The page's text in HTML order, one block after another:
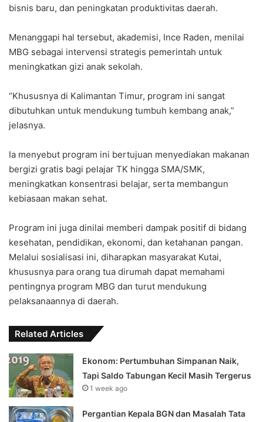
bisnis baru, dan peningkatan produktivitas daerah.
‎Menanggapi hal tersebut, akademisi, Ince Raden, menilai
MBG sebagai intervensi strategis pemerintah untuk
meningkatkan gizi anak sekolah.
‎“Khususnya di Kalimantan Timur, program ini sangat
dibutuhkan untuk mendukung tumbuh kembang anak,”
jelasnya.
‎Ia menyebut program ini bertujuan menyediakan makanan
bergizi gratis bagi pelajar TK hingga SMA/SMK,
meningkatkan konsentrasi belajar, serta membangun
kebiasaan makan sehat.
‎Program ini juga dinilai memberi dampak positif di bidang
kesehatan, pendidikan, ekonomi, dan ketahanan pangan.
‎Melalui sosialisasi ini, diharapkan masyarakat Kutai,
khususnya para orang tua dirumah dapat memahami
pentingnya program MBG dan turut mendukung
pelaksanaannya di daerah.
Related Articles
Ekonom: Pertumbuhan Simpanan Naik,
Tapi Saldo Tabungan Kecil Masih Tergerus
1 week ago
Pergantian Kepala BGN dan Masalah Tata